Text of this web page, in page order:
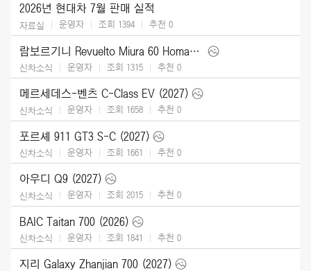
2026년 현대차 7월 판매 실적
자료실 운영자 조회 1394 추천 0
람보르기니 Revuelto Miura 60 Homage (2026)
신차소식 운영자 조회 1315 추천 0
메르세데스-벤츠 C-Class EV (2027)
신차소식 운영자 조회 1658 추천 0
포르셰 911 GT3 S-C (2027)
신차소식 운영자 조회 1661 추천 0
아우디 Q9 (2027)
신차소식 운영자 조회 2015 추천 0
BAIC Taitan 700 (2026)
신차소식 운영자 조회 1841 추천 0
지리 Galaxy Zhanjian 700 (2027)